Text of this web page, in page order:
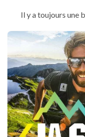
Il y a toujours une